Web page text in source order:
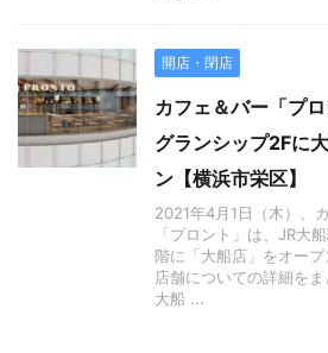
開店・閉店
カフェ＆バー「プ
グランシップ2Fに
ン【横浜市栄区】
2021年4月1日（木）、
「プロント」は、JR大
階に「大船店」をオー
店舗についての詳細を
大船 ...